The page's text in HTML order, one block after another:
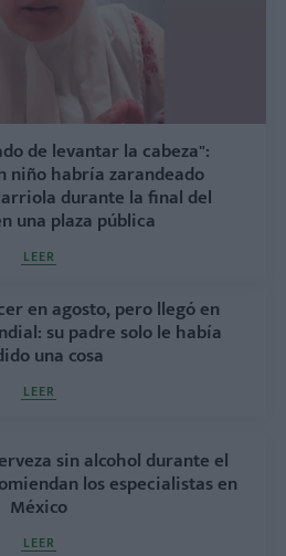
de levantar la cabeza":
niño habría zarandeado
durante la final del
una plaza pública
LEER
en agosto, pero llegó en
su padre solo le había
una cosa
LEER
sin alcohol durante el
los especialistas en
México
LEER